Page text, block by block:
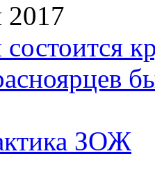
2017
состоится
ЗОЖ